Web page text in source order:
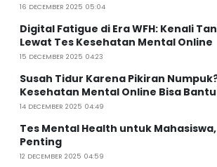
16 DECEMBER 2025 05:04
Digital Fatigue di Era WFH: Kenali
Lewat Tes Kesehatan Mental Online
15 DECEMBER 2025 04:23
Susah Tidur Karena Pikiran
Kesehatan Mental Online Bisa Bantu
14 DECEMBER 2025 04:49
Tes Mental Health untuk
Penting
12 DECEMBER 2025 04:59